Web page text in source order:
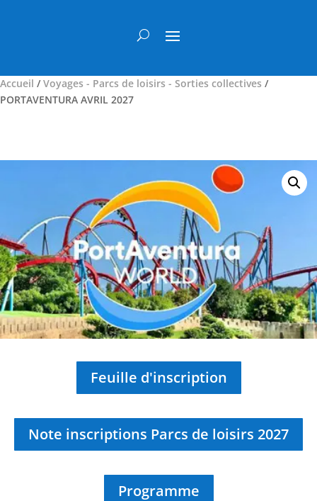
Accueil /Voyages - Parcs de loisirs - Sorties collectives /
PORTAVENTURA AVRIL 2027
Feuille d'inscription
Note inscriptions Parcs de loisirs 2027
Programme